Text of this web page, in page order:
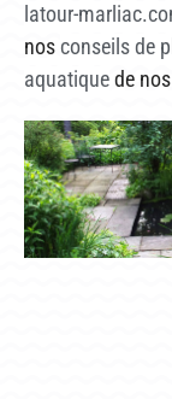
latour-
nos conseils de
aquatiquede